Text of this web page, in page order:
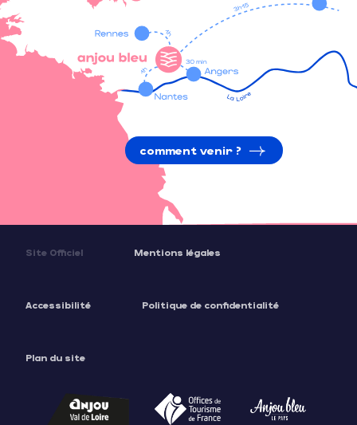
Description
comment venir ?
Site Officiel Mentions légales
Accessibilité Politique de confidentialité
Plan du site